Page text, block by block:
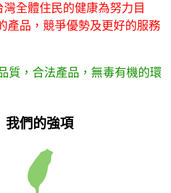
灣全體住民的健康為努力目
產品，競爭優勢及更好的服務
質，合法產品，無毒有機的環
我們的強項